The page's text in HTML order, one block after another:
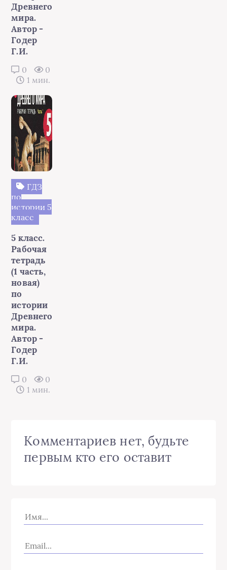
Древнего
мира.
Автор -
Годер
Г.И.
0
0
1 мин.
ГДЗ
по
истории 5
класс
5 класс.
Рабочая
тетрадь
(1 часть,
новая)
по
истории
Древнего
мира.
Автор -
Годер
Г.И.
0
0
1 мин.
Комментариев нет, будьте
первым кто его оставит